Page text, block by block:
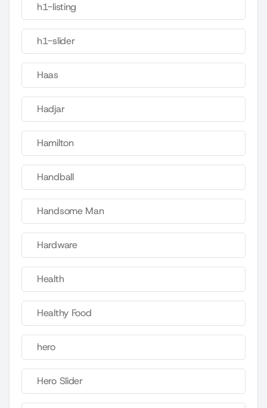
h1-listing
h1-slider
Haas
Hadjar
Hamilton
Handball
Handsome Man
Hardware
Health
Healthy Food
hero
Hero Slider